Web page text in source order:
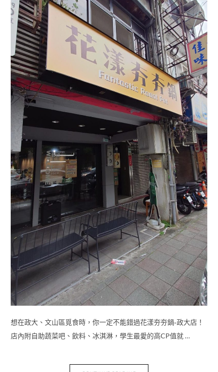
想在政大、文山區覓食時，你一定不能錯過花漾夯夯鍋‑政大店！
店內附自助蔬菜吧、飲料、冰淇淋，學生最愛的高CP值就 …